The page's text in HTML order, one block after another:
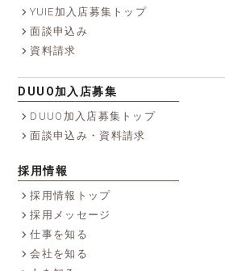
YUIE加入店募集トップ
面談申込み
資料請求
DUUO加入店募集
DUUO加入店募集トップ
面談申込み・資料請求
採用情報
採用情報トップ
採用メッセージ
仕事を知る
会社を知る